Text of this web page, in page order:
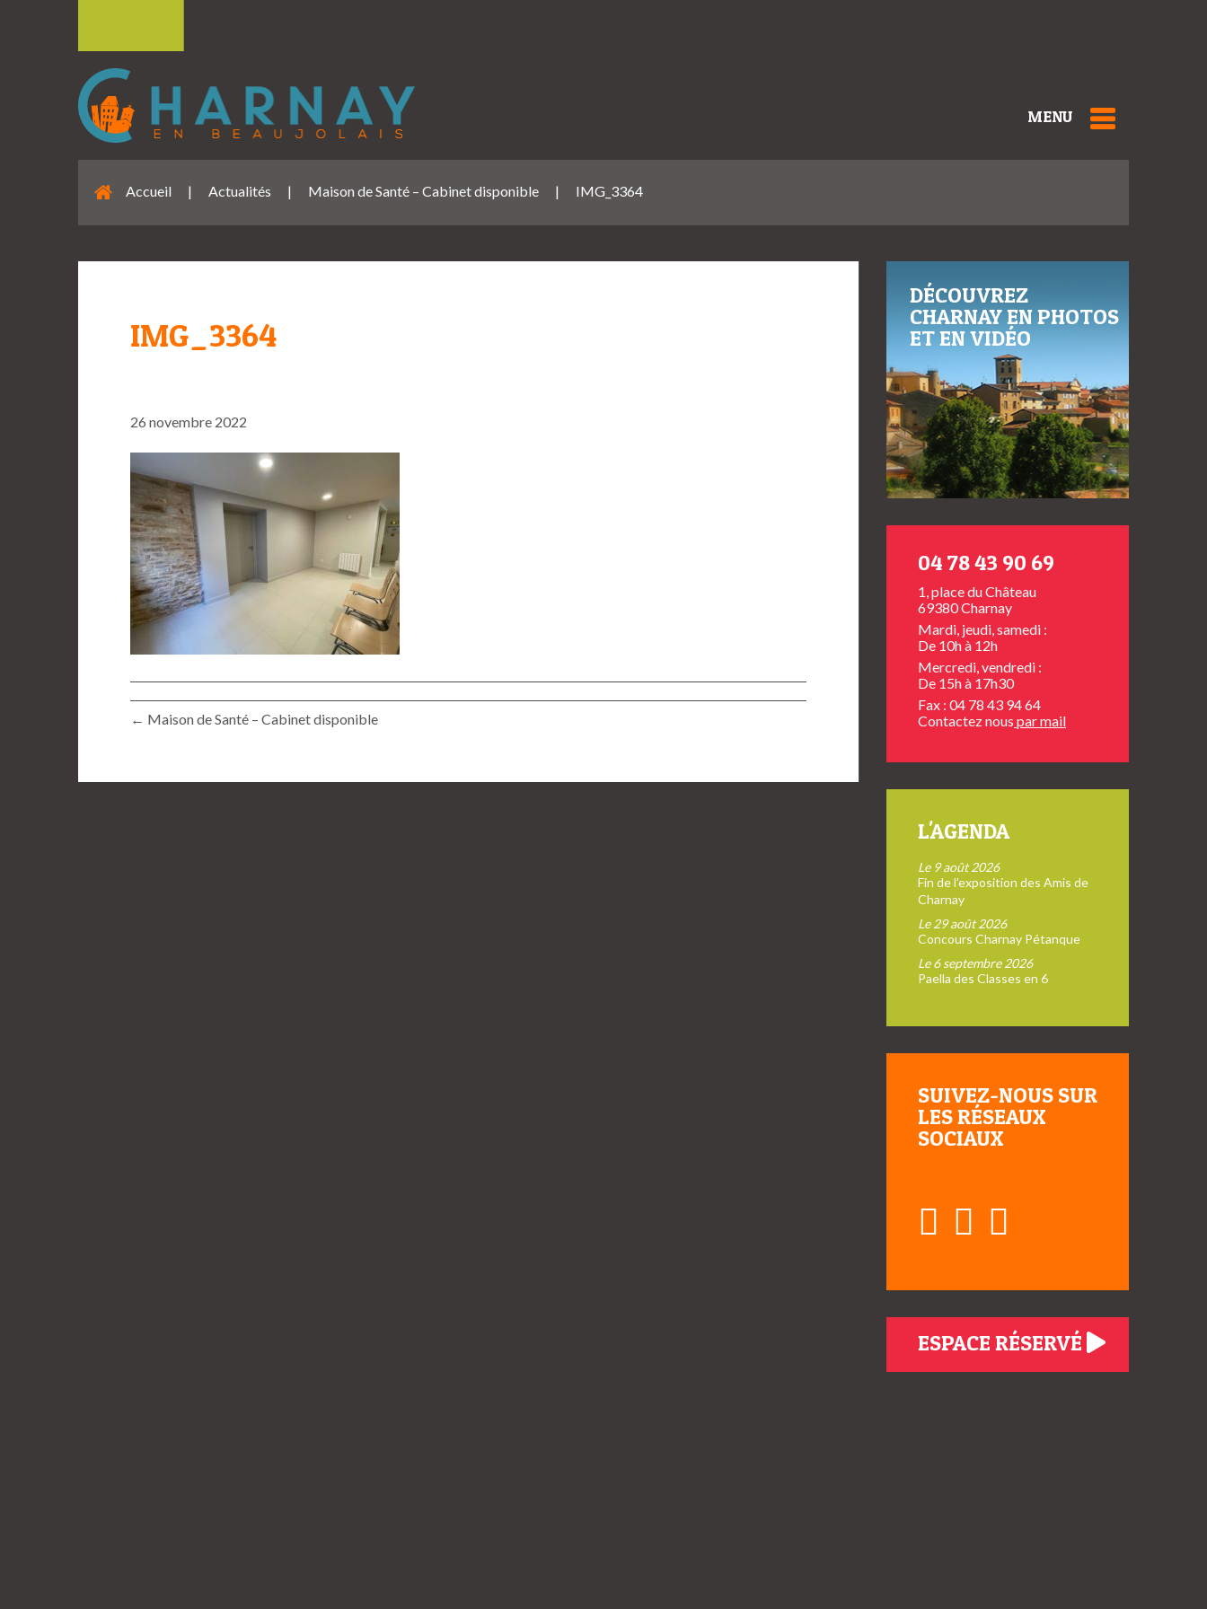
MENU
Accueil | Actualités | Maison de Santé – Cabinet disponible | IMG_3364
IMG_3364
26 novembre 2022
← Maison de Santé – Cabinet disponible
DÉCOUVREZ
CHARNAY EN PHOTOS
ET EN VIDÉO
04 78 43 90 69
1, place du Château
69380 Charnay
Mardi, jeudi, samedi :
De 10h à 12h
Mercredi, vendredi :
De 15h à 17h30
Fax : 04 78 43 94 64
Contactez nous par mail
L'AGENDA
Le 9 août 2026
Fin de l’exposition des Amis de
Charnay
Le 29 août 2026
Concours Charnay Pétanque
Le 6 septembre 2026
Paella des Classes en 6
SUIVEZ-NOUS SUR
LES RÉSEAUX
SOCIAUX
ESPACE RÉSERVÉ